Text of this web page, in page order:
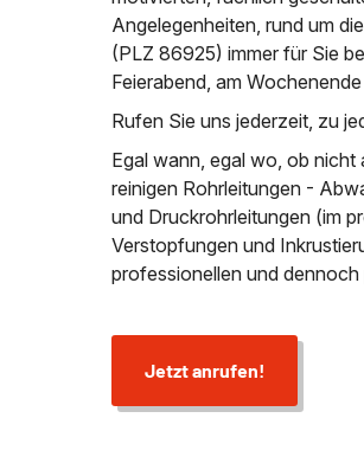
Angelegenheiten, rund um
(PLZ 86925) immer für Sie
Feierabend, am
Rufen Sie uns jederzeit, zu
Egal wann, egal wo, ob
reinigen Rohrleitungen -
und Druckrohrleitungen (im
Verstopfungen und
professionellen und
Jetzt anrufen!